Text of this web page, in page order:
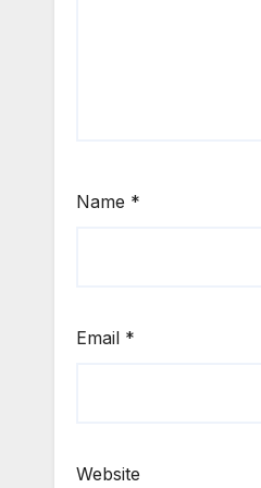
Name *
Email *
Website